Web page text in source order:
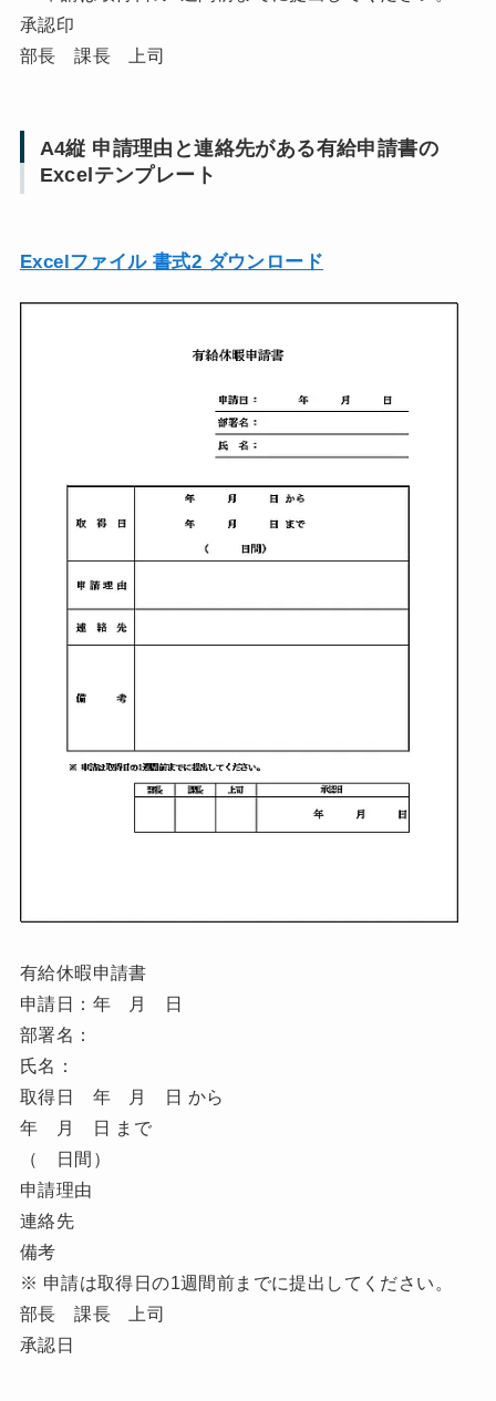
承認印
部長 課長 上司
A4縦 申請理由と連絡先がある有給申請書の
Excelテンプレート
Excelファイル 書式2 ダウンロード
有給休暇申請書
申請日：年 月 日
部署名：
氏名：
取得日 年 月 日 から
年 月 日 まで
（ 日間）
申請理由
連絡先
備考
※ 申請は取得日の1週間前までに提出してください。
部長 課長 上司
承認日